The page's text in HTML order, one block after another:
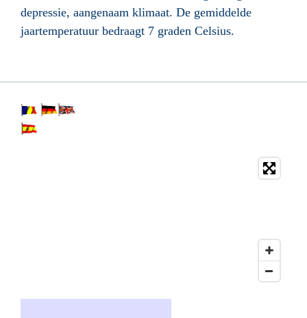
depressie, aangenaam klimaat. De gemiddelde
jaartemperatuur bedraagt 7 graden Celsius.